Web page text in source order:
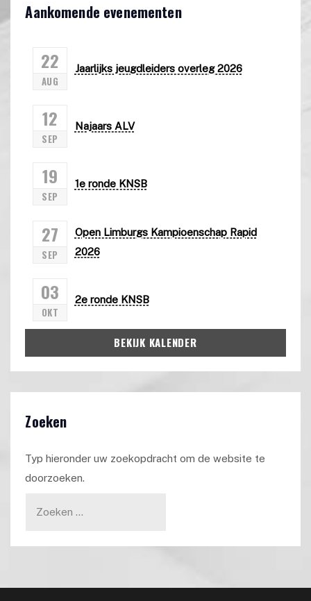
Aankomende evenementen
22
AUG
Jaarlijks jeugdleiders overleg 2026
12
SEP
Najaars ALV
19
SEP
1e ronde KNSB
27
SEP
Open Limburgs Kampioenschap Rapid
2026
03
OKT
2e ronde KNSB
BEKIJK KALENDER
Zoeken
Typ hieronder uw zoekopdracht om de website te
doorzoeken.